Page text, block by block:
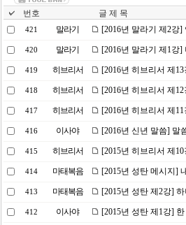
번호 글 제 목
421 말라기 [2016년 말라기 제2강]
420 말라기 [2016년 말라기 제1강
419 히브리서 [2016년 히브리서 제
418 히브리서 [2016년 히브리서 제
417 히브리서 [2016년 히브리서 제
416 이사야 [2016년 신년 말씀] 말
415 히브리서 [2015년 히브리서 제
414 마태복음 [2015년 성탄 메시지]
413 마태복음 [2015년 성탄 제2강]
412 이사야 [2015년 성탄 제1강]